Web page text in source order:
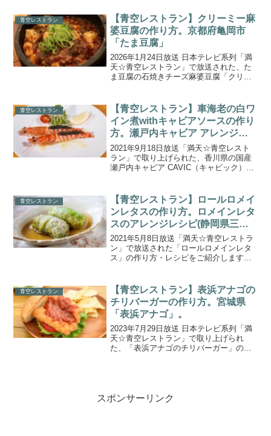
江牛のコーンビーフ」の作り方をまとめ
ます。今回、近江牛...
青空レストラン
【青空レストラン】クリーミー麻
婆豆腐の作り方。京都府亀岡市
「たま豆腐」
2026年1月24日放送 日本テレビ系列「満
天☆青空レストラン」で放送された、た
ま豆腐の石焼きチーズ麻婆豆腐「クリー
豆腐」。元エンジニア・理系の名人が作
る！丸くてかわい...
青空レストラン
【青空レストラン】車海老の白ワ
イン煮withキャビアソースの作り
方。瀬戸内キャビア アレンジレ
シピ
2021年9月18日放送「満天☆青空レスト
ラン」で取り上げられた、香川県の国産
瀬戸内キャビア CAVIC（キャビック）を
回の食材は、香川県ひがしかがわ市の廃
校にな...
青空レストラン
【青空レストラン】ロールロメイ
ンレタスの作り方。ロメインレタ
スのアレンジレシピ(静岡県三島
市)
2021年5月8日放送「満天☆青空レストラ
ン」で放送された「ロールロメインレタ
ス」の作り方・レシピをご紹介します。
野菜の今後を担う若手生産者グループ
『箱根西麓のうみんず...
青空レストラン
【青空レストラン】表浜アナゴの
チリバーガーの作り方。宮城県
「表浜アナゴ」。
2023年7月29日放送 日本テレビ系列「満
天☆青空レストラン」で取り上げられ
た、「表浜アナゴのチリバーガー」の作
スポンサーリンク